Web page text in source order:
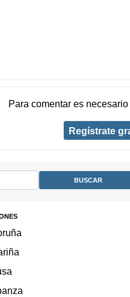
Para comentar es necesario
Regístrate